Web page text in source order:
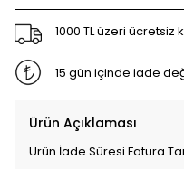
1000 TL üzeri ücretsiz
15 gün içinde iade
Ürün Açıklaması
Ürün İade Süresi Fatura